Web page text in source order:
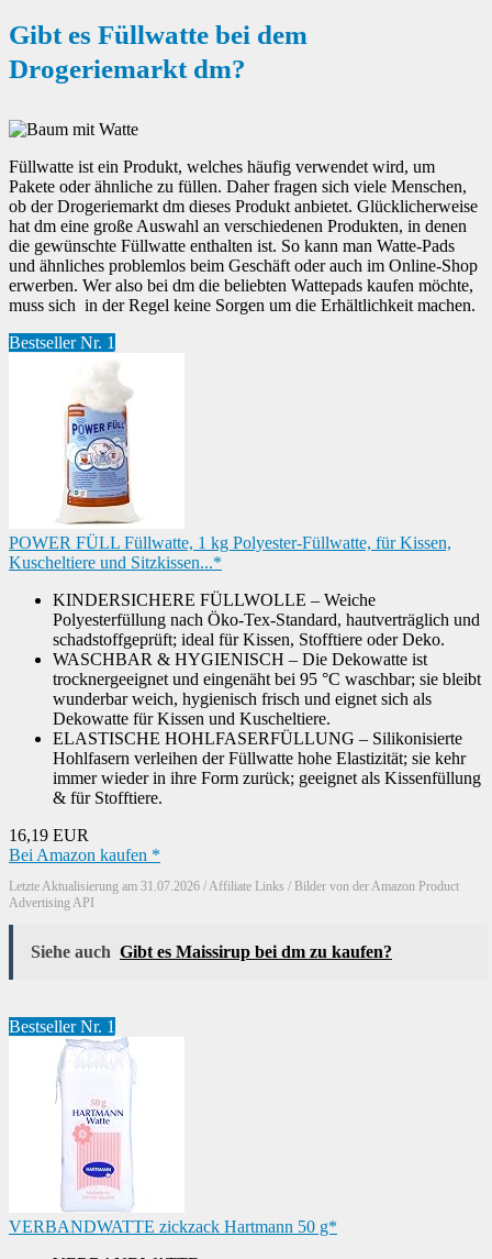
Gibt es Füllwatte bei dem
Drogeriemarkt dm?
Füllwatte ist ein Produkt, welches häufig verwendet wird, um
Pakete oder ähnliche zu füllen. Daher fragen sich viele Menschen,
ob der Drogeriemarkt dm dieses Produkt anbietet. Glücklicherweise
hat dm eine große Auswahl an verschiedenen Produkten, in denen
die gewünschte Füllwatte enthalten ist. So kann man Watte-Pads
und ähnliches problemlos beim Geschäft oder auch im Online-Shop
erwerben. Wer also bei dm die beliebten Wattepads kaufen möchte,
muss sich in der Regel keine Sorgen um die Erhältlichkeit machen.
Bestseller Nr. 1
POWER FÜLL Füllwatte, 1 kg Polyester-Füllwatte, für Kissen,
Kuscheltiere und Sitzkissen...*
KINDERSICHERE FÜLLWOLLE – Weiche
Polyesterfüllung nach Öko-Tex-Standard, hautverträglich und
schadstoffgeprüft; ideal für Kissen, Stofftiere oder Deko.
WASCHBAR & HYGIENISCH – Die Dekowatte ist
trocknergeeignet und eingenäht bei 95 °C waschbar; sie bleibt
wunderbar weich, hygienisch frisch und eignet sich als
Dekowatte für Kissen und Kuscheltiere.
ELASTISCHE HOHLFASERFÜLLUNG – Silikonisierte
Hohlfasern verleihen der Füllwatte hohe Elastizität; sie kehr
immer wieder in ihre Form zurück; geeignet als Kissenfüllung
& für Stofftiere.
16,19 EUR
Bei Amazon kaufen *
Letzte Aktualisierung am 31.07.2026 / Affiliate Links / Bilder von der Amazon Product
Advertising API
Siehe auch Gibt es Maissirup bei dm zu kaufen?
Bestseller Nr. 1
VERBANDWATTE zickzack Hartmann 50 g*